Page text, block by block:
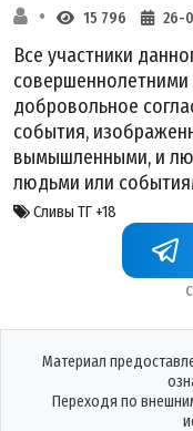
15 796 26-
Все участники
добровольное
события,
вымышленными, и
людьми или
Сливы ТГ +18
Материал
Переходя по